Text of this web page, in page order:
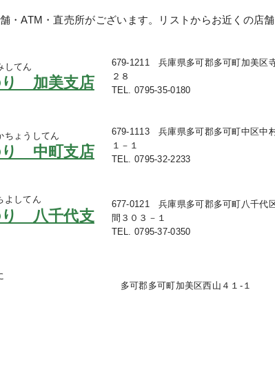
・ATM・直売所がございます。リストからお近くの店
てん
加美支店
679-1211 兵庫県多可郡多可町加美区
２８
TEL. 0795-35-0180
ょうしてん
中町支店
679-1113 兵庫県多可郡多可町中区中
１－１
TEL. 0795-32-2233
してん
八千代支
677-0121 兵庫県多可郡多可町八千代
間３０３－１
TEL. 0795-37-0350
多可郡多可町加美区西山４１-１